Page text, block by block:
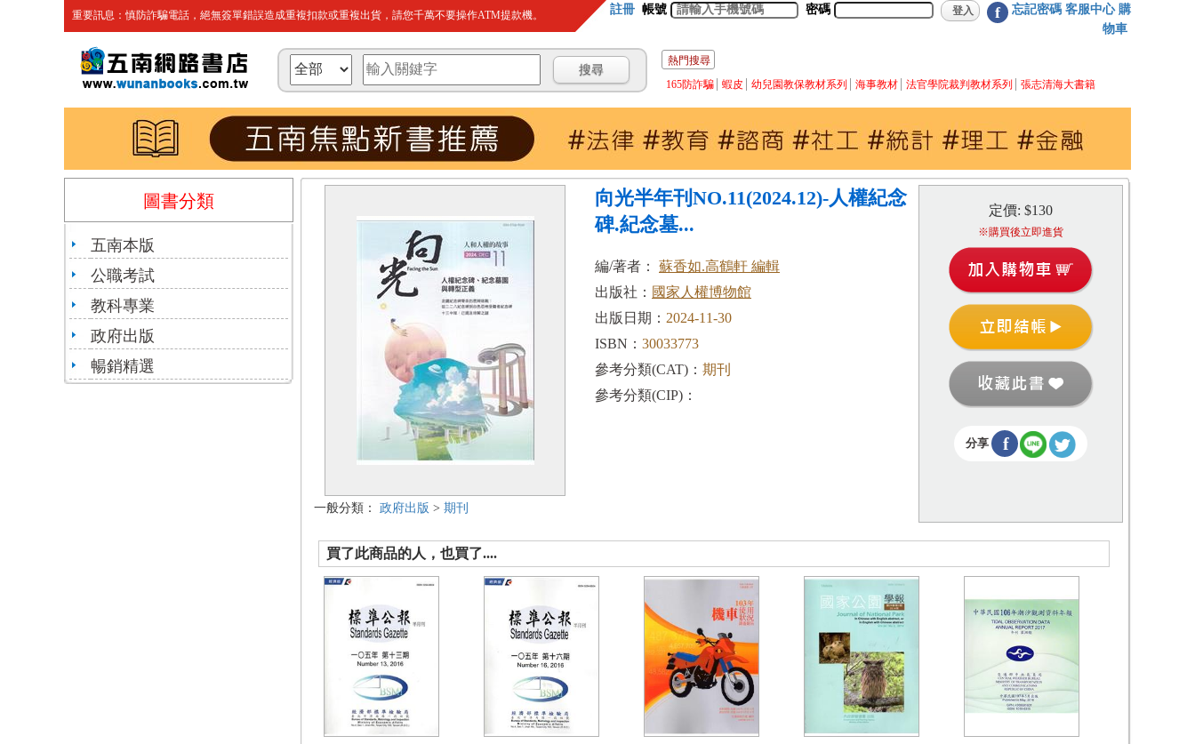
重要訊息：慎防詐騙電話，絕無簽單錯誤造成重複扣款或重複出貨，請您千萬不要操作ATM提款機。 註冊 帳號 密碼 f 忘記密碼 客服中心 購
物車
熱門搜尋
165防詐騙
蝦皮 幼兒園教保教材系列 海事教材 法官學院裁判教材系列 張志清海大書籍
圖書分類
五南本版
公職考試
教科專業
政府出版
暢銷精選
一般分類： 政府出版 > 期刊
向光半年刊NO.11(2024.12)-人權紀念
碑.紀念墓...
編/著者： 蘇香如.高鶴軒 編輯
出版社： 國家人權博物館
出版日期： 2024-11-30
ISBN： 30033773
參考分類(CAT)： 期刊
參考分類(CIP)：
定價: $130
※購買後立即進貨
分享 f
買了此商品的人，也買了....